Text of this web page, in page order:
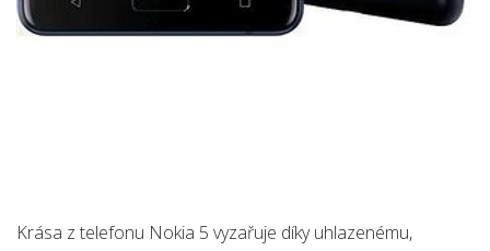
Krása z telefonu Nokia 5 vyzařuje díky uhlazenému,